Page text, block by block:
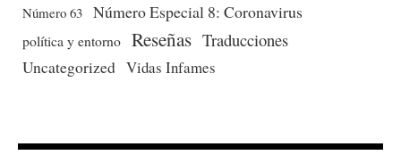
Número 63 Número Especial 8: Coronavirus
política y entorno Reseñas Traducciones
Uncategorized Vidas Infames